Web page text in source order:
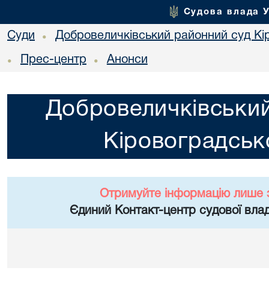
Судова влада
Суди • Добровеличківський районний суд
• Прес-центр • Анонси
Отримуйте інформацію лише
Єдиний Контакт-центр судової